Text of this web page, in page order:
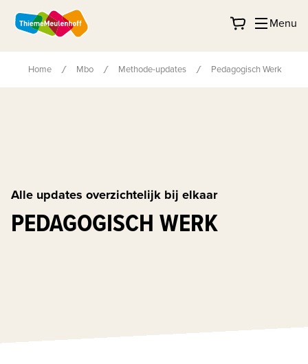
Menu
Home Mbo Methode-updates Pedagogisch Werk
Alle updates overzichtelijk bij elkaar
PEDAGOGISCH WERK